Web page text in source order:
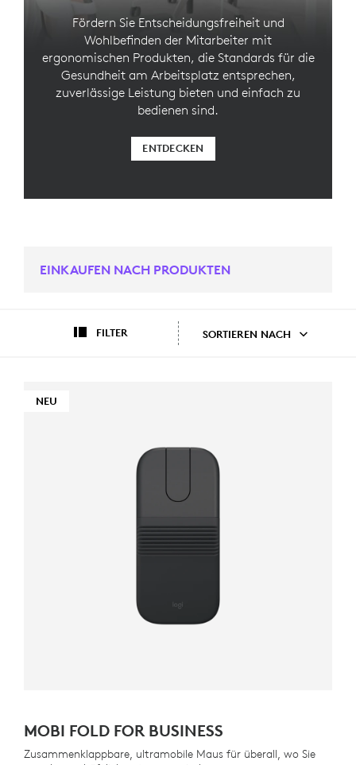
Fördern Sie Entscheidungsfreiheit und
Wohlbefinden der Mitarbeiter mit
ergonomischen Produkten, die Standards für die
Gesundheit am Arbeitsplatz entsprechen,
zuverlässige Leistung bieten und einfach zu
bedienen sind.
ENTDECKEN
EINKAUFEN NACH PRODUKTEN
FILTER SORTIEREN NACH
NEU
MOBI FOLD FOR BUSINESS
Zusammenklappbare, ultramobile Maus für überall, wo Sie